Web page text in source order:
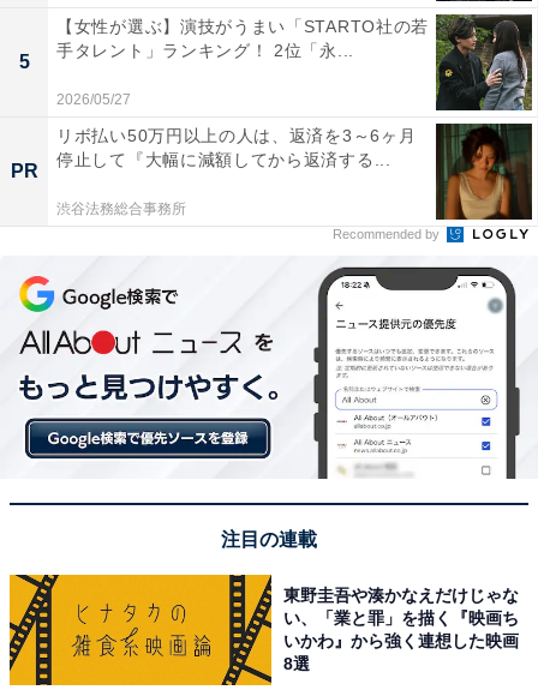
第1位：北京大学（中国）
1位は、「北京大学」が選ばれました。2022年版の2位か
1898年に創立された中国初の国立総合大学です。文理系
の基礎教育や研究を軸に、政財界や文学界に多くの人材
5
【女性が選ぶ】演技がうまい「STARTO社の若
手タレント」ランキング！ 2位「永...
2026/05/27
PR
リボ払い50万円以上の人は、返済を3～6ヶ月
停止して『大幅に減額してから返済する...
渋谷法務総合事務所
Recommended by
注目の連載
東野圭吾や湊かなえだけじゃな
い、「業と罪」を描く『映画ち
いかわ』から強く連想した映画
8選